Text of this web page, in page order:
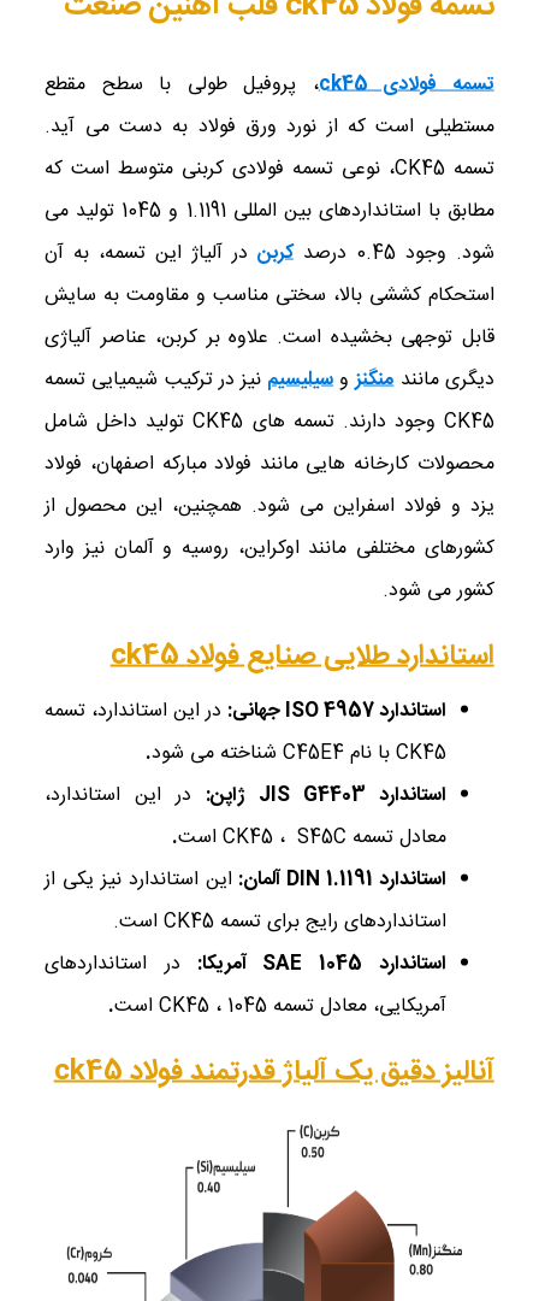
تسمه فولادی ck45
، پروفیل طولی با سطح مقطع
مستطیلی است که از نورد ورق فولاد به دست می ‌آید.
تسمه CK45، نوعی تسمه فولادی کربنی متوسط است که
مطابق با استانداردهای بین‌ المللی 1.1191 و 1045 تولید می
‌شود. وجود 0.45 درصد
کربن در آلیاژ این تسمه، به آن
استحکام کششی بالا، سختی مناسب و مقاومت به سایش
قابل توجهی بخشیده است. علاوه بر کربن، عناصر آلیاژی
دیگری مانندمنگنزوسیلیسیم نیز در ترکیب شیمیایی تسمه
CK45 وجود دارند. تسمه ‌های CK45 تولید داخل شامل
محصولات کارخانه ‌هایی مانند فولاد مبارکه اصفهان، فولاد
یزد و فولاد اسفراین می ‌شود. همچنین، این محصول از
کشورهای مختلفی مانند اوکراین، روسیه و آلمان نیز وارد
کشور می ‌شود.
استاندارد طلایی صنایعفولادck45
استانداردISO 4957 جهانی: در این استاندارد، تسمه
CK45 با نام C45E4 شناخته می‌ شود
.
استاندارد
ژاپن: در این استاندارد،
معادل تسمه CK45 ، S45C است
.
استاندارد
آلمان: این استاندارد نیز یکی از
استانداردهای رایج برای تسمه CK45 است.
استاندارد
آمریکا: در استانداردهای
آمریکایی، معادل تسمه CK45 ، 1045 است
.
آنالیز دقیق یک آلیاژ قدرتمند فولاد ck45